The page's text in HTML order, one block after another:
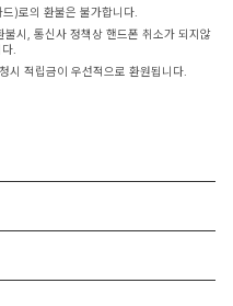
)로의 환불은 불가합니다.
시, 통신사 정책상 핸드폰 취소가 되지않
.
시 적립금이 우선적으로 환원됩니다.